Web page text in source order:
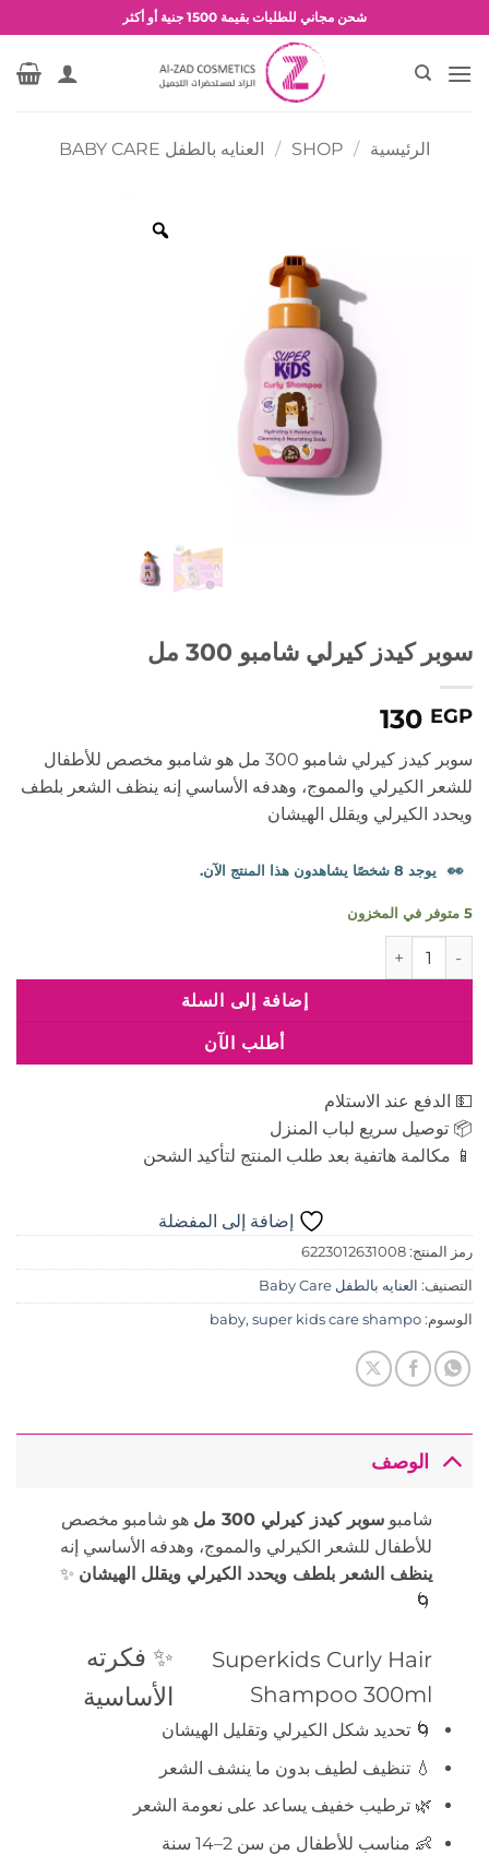
للمحتوى
شحن مجاني للطلبات بقيمة 1500 جنية أو أكثر
عروض وخصومات حصرية
الرئيسية /
SHOP
/ العنايه بالطفل BABY CARE
سوبر كيدز كيرلي شامبو 300 مل
130 EGP
سوبر كيدز كيرلي شامبو 300 مل هو شامبو مخصص للأطفال
للشعر الكيرلي والمموج، وهدفه الأساسي إنه ينظف الشعر بلطف
ويحدد الكيرلي ويقلل الهيشان
👀 يوجد 8 شخصًا يشاهدون هذا المنتج الآن.
5 متوفر في المخزون
كمية سوبر كيدز كيرلي شامبو 300 مل
إضافة إلى السلة
أطلب الآن
💵 الدفع عند الاستلام
📦 توصيل سريع لباب المنزل
📱 مكالمة هاتفية بعد طلب المنتج لتأكيد الشحن
إضافة إلى المفضلة
رمز المنتج: 6223012631008
التصنيف: العنايه بالطفل Baby Care
الوسوم: baby, super kids care shampo
الوصف
شامبو سوبر كيدز كيرلي 300 مل
هو شامبو مخصص
للأطفال للشعر الكيرلي والمموج، وهدفه الأساسي إنه
ينظف الشعر بلطف ويحدد الكيرلي ويقلل الهيشان ✨
🌀
Superkids Curly Hair
Shampoo 300ml
✨ فكرته
الأساسية
🌀 تحديد شكل الكيرلي وتقليل الهيشان
💧 تنظيف لطيف بدون ما ينشف الشعر
🌿 ترطيب خفيف يساعد على نعومة الشعر
👶 مناسب للأطفال من سن 2–14 سنة